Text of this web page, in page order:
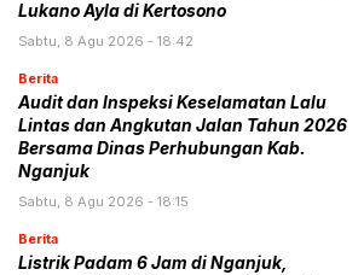
Lukano Ayla di Kertosono
Sabtu, 8 Agu 2026 - 18:42
Berita
Audit dan Inspeksi Keselamatan Lalu
Lintas dan Angkutan Jalan Tahun 2026
Bersama Dinas Perhubungan Kab.
Nganjuk
Sabtu, 8 Agu 2026 - 18:15
Berita
Listrik Padam 6 Jam di Nganjuk,